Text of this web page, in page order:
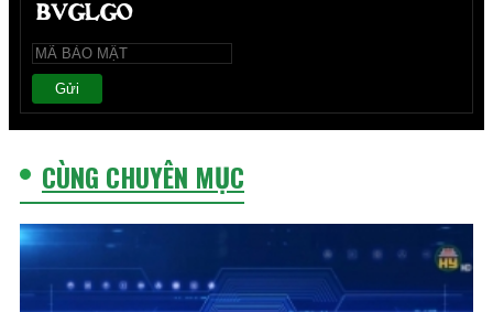
Gửi
CÙNG CHUYÊN MỤC